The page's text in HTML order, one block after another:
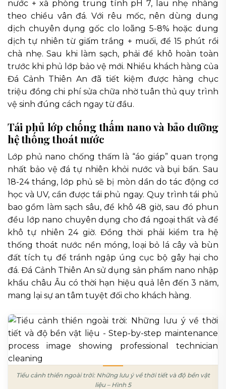
nước + xà phòng trung tính pH 7, lau nhẹ nhàng
theo chiều vân đá. Với rêu mốc, nên dùng dung
dịch chuyên dụng gốc clo loãng 5-8% hoặc dung
dịch tự nhiên từ giấm trắng + muối, để 15 phút rồi
chà nhẹ. Sau khi làm sạch, phải để khô hoàn toàn
trước khi phủ lớp bảo vệ mới. Nhiều khách hàng của
Đá Cảnh Thiên An đã tiết kiệm được hàng chục
triệu đồng chi phí sửa chữa nhờ tuân thủ quy trình
vệ sinh đúng cách ngay từ đầu.
Tái phủ lớp chống thấm nano và bảo dưỡng
hệ thống thoát nước
Lớp phủ nano chống thấm là “áo giáp” quan trọng
nhất bảo vệ đá tự nhiên khỏi nước và bụi bẩn. Sau
18-24 tháng, lớp phủ sẽ bị mòn dần do tác động cơ
học và UV, cần được tái phủ ngay. Quy trình tái phủ
bao gồm làm sạch sâu, để khô 48 giờ, sau đó phun
đều lớp nano chuyên dụng cho đá ngoại thất và để
khô tự nhiên 24 giờ. Đồng thời phải kiểm tra hệ
thống thoát nước nền móng, loại bỏ lá cây và bùn
đất tích tụ để tránh ngập úng cục bộ gây hại cho
đá. Đá Cảnh Thiên An sử dụng sản phẩm nano nhập
khẩu châu Âu có thời hạn hiệu quả lên đến 3 năm,
mang lại sự an tâm tuyệt đối cho khách hàng.
Tiểu cảnh thiền ngoài trời: Những lưu ý về thời tiết và độ bền vật
liệu – Hình 5